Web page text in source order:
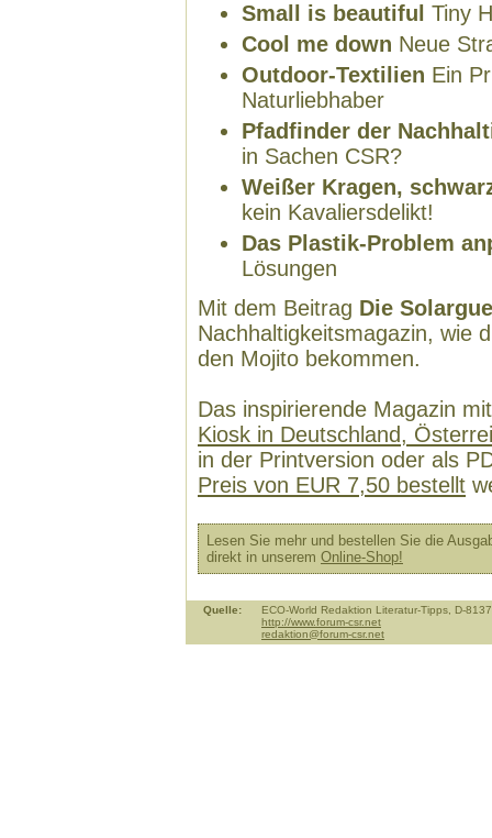
Small is beautiful Tiny
Cool me down Neue
Outdoor-Textilien Ein
Naturliebhaber
Pfadfinder der
in Sachen CSR?
Weißer Kragen,
kein Kavaliersdelikt!
Das Plastik-Problem
Lösungen
Mit dem Beitrag Die
Nachhaltigkeitsmagazin, wie
den Mojito bekommen.
Das inspirierende Magazin
Kiosk in Deutschland,
in der Printversion oder als
Preis von EUR 7,50 bestellt
Lesen Sie mehr und bestellen Sie die
direkt in unserem Online-Shop!
Quelle:
ECO-World Redaktion Literatur-Tipps, D-
http://www.forum-csr.net
redaktion@forum-csr.net